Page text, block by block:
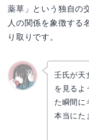
薬草」という独自の
人の関係を象徴する
り取りです。
壬氏が天
を見るよ
た瞬間
本当にた